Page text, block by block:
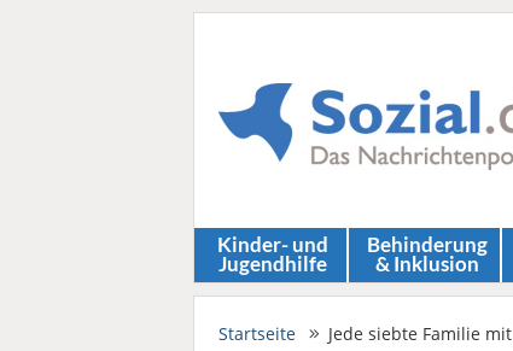
Kinder- und
Jugendhilfe
Behinderung
& Inklusion
Startseite Jede siebte Familie